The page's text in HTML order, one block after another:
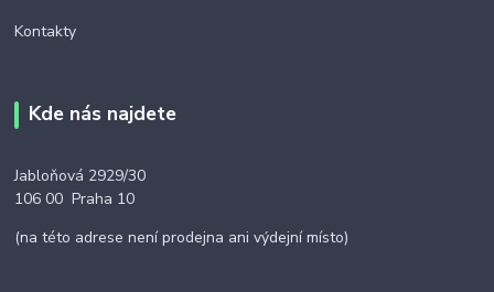
Kontakty
Kde nás najdete
Jabloňová 2929/30
106 00 Praha 10
(na této adrese není prodejna ani výdejní místo)